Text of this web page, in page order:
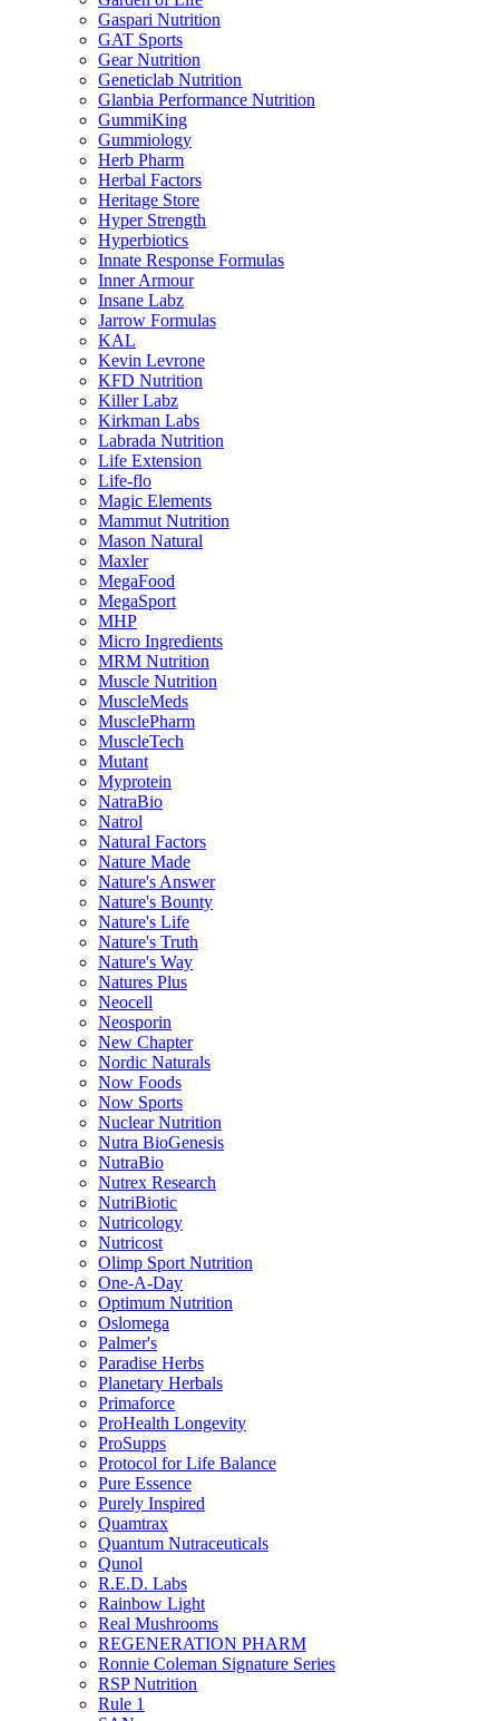
Gaspari Nutrition
GAT Sports
Gear Nutrition
Geneticlab Nutrition
Glanbia Performance Nutrition
GummiKing
Gummiology
Herb Pharm
Herbal Factors
Heritage Store
Hyper Strength
Hyperbiotics
Innate Response Formulas
Inner Armour
Insane Labz
Jarrow Formulas
KAL
Kevin Levrone
KFD Nutrition
Killer Labz
Kirkman Labs
Labrada Nutrition
Life Extension
Life-flo
Magic Elements
Mammut Nutrition
Mason Natural
Maxler
MegaFood
MegaSport
MHP
Micro Ingredients
MRM Nutrition
Muscle Nutrition
MuscleMeds
MusclePharm
MuscleTech
Mutant
Myprotein
NatraBio
Natrol
Natural Factors
Nature Made
Nature's Answer
Nature's Bounty
Nature's Life
Nature's Truth
Nature's Way
Natures Plus
Neocell
Neosporin
New Chapter
Nordic Naturals
Now Foods
Now Sports
Nuclear Nutrition
Nutra BioGenesis
NutraBio
Nutrex Research
NutriBiotic
Nutricology
Nutricost
Olimp Sport Nutrition
One-A-Day
Optimum Nutrition
Oslomega
Palmer's
Paradise Herbs
Planetary Herbals
Primaforce
ProHealth Longevity
ProSupps
Protocol for Life Balance
Pure Essence
Purely Inspired
Quamtrax
Quantum Nutraceuticals
Qunol
R.E.D. Labs
Rainbow Light
Real Mushrooms
REGENERATION PHARM
Ronnie Coleman Signature Series
RSP Nutrition
Rule 1